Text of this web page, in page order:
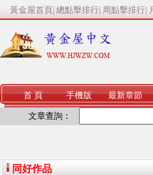
黃金屋首頁 總點擊排行 周點擊排行
首 頁 手機版 最新章節
文章查詢：
同好作品